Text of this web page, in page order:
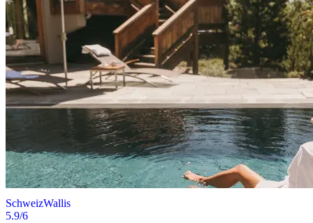
SchweizWallis
5.9/6